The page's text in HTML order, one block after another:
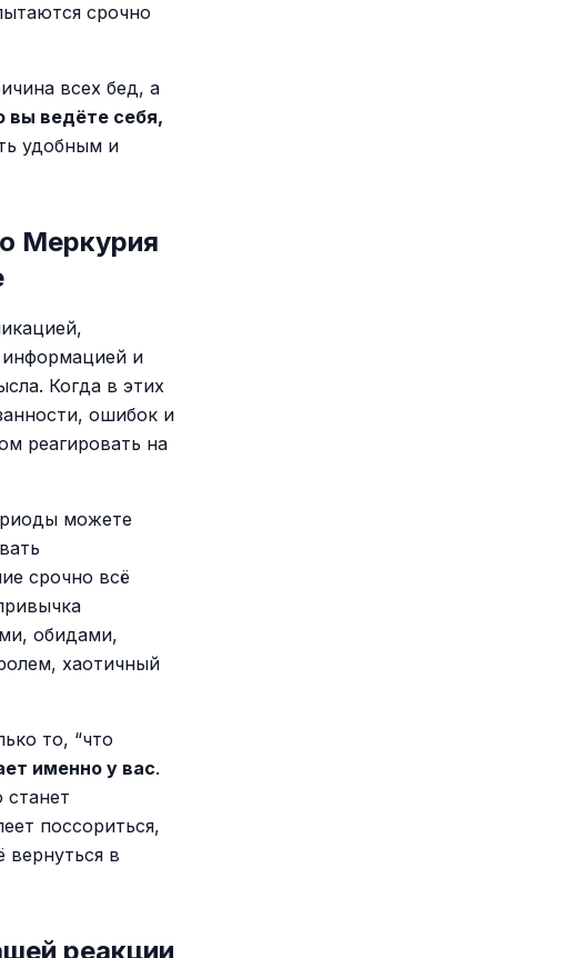
срочно
всех бед, а
вы ведёте себя,
удобным и
Меркурия
информацией и
Когда в этих
ошибок и
реагировать на
можете
срочно всё
обидами,
хаотичный
то, “что
именно у вас.
поссориться,
вернуться в
реакции